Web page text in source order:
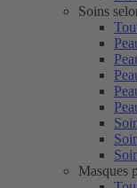
Soins
Masques